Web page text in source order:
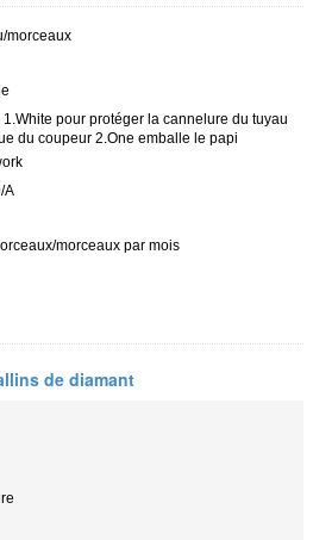
morceaux
pour protéger la cannelure du tuyau
du coupeur 2.One emballe le papi
A
morceaux par mois
de diamant